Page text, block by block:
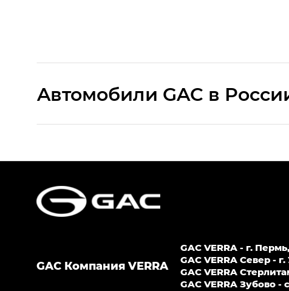
Aвтомобили GAC в
HYPTEC HT — Хайптек Эйч Ти (HYPTEC HT)
GS8 — Джи Эс 8 (GS8) в комплектациях
GAC Компания VERRA
GAC VERRA - г.
GAC VERRA Север -
GAС VERRA
GAC VERRA Зубово -